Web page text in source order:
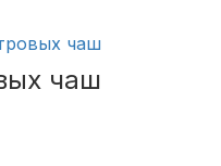
чаш